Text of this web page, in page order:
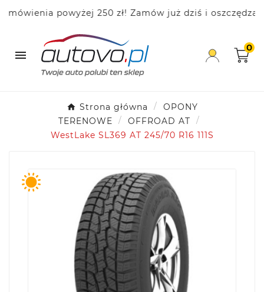
powyżej 250 zł! Zamów już dziś i oszczędzaj!

0
Strona główna
OPONY
TERENOWE
OFFROAD AT
WestLake SL369 AT 245/70 R16 111S